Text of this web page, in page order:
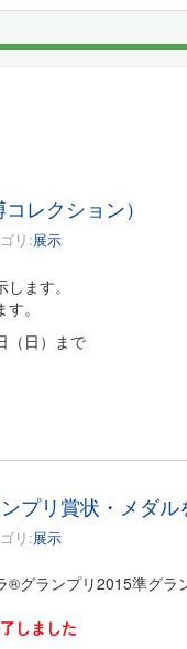
レクション）
リ:展示
ます。
。
日）まで
プリ賞状・メダ
リ:展示
グランプリ2015準グ
しました